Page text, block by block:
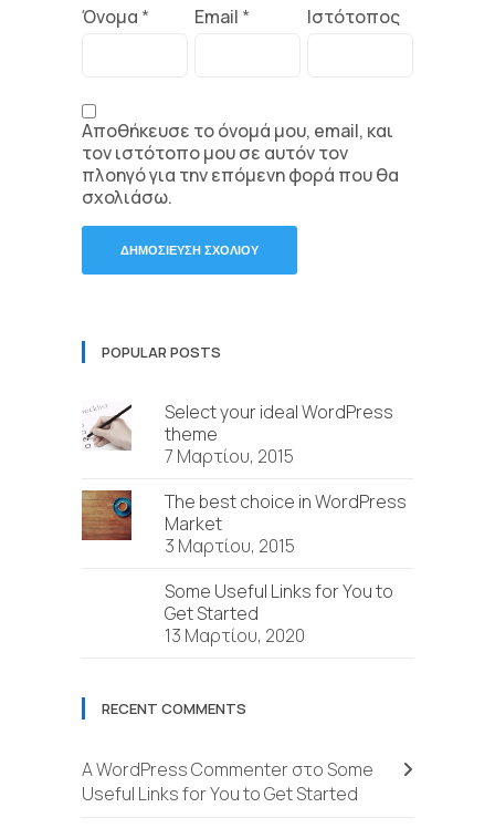
Όνομα * Email * Ιστότοπος
Αποθήκευσε το όνομά μου, email, και
τον ιστότοπο μου σε αυτόν τον
πλοηγό για την επόμενη φορά που θα
σχολιάσω.
POPULAR POSTS
Select your ideal WordPress
theme
7 Μαρτίου, 2015
The best choice in WordPress
Market
3 Μαρτίου, 2015
Some Useful Links for You to
Get Started
13 Μαρτίου, 2020
RECENT COMMENTS
A WordPress CommenterστοSome
Useful Links for You to Get Started